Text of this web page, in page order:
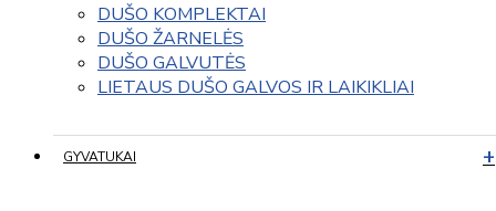
DUŠO KOMPLEKTAI
DUŠO ŽARNELĖS
DUŠO GALVUTĖS
LIETAUS DUŠO GALVOS IR LAIKIKLIAI
GYVATUKAI